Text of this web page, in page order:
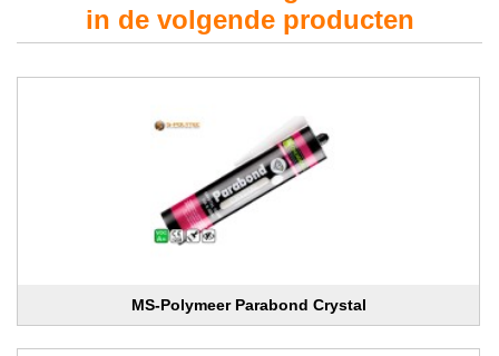
in de volgende producten
MS-Polymeer Parabond Crystal